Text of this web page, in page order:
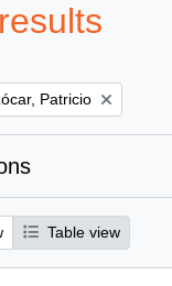
Patricio
Table view